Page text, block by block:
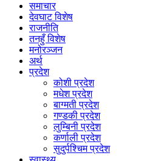
समाचार
देवघाट विशेष
राजनीति
तनहुँ विशेष
मनोरञ्जन
अर्थ
प्रदेश
कोशी प्रदेश
मधेश प्रदेश
बाग्मती प्रदेश
गण्डकी प्रदेश
लुम्बिनी प्रदेश
कर्णाली प्रदेश
सुदुर्पश्चिम प्रदेश